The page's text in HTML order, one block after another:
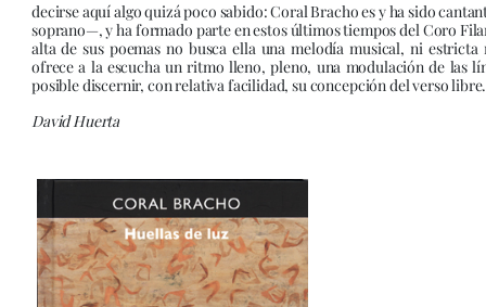
decirse aquí algo quizá poco sabido: Coral Bracho es y ha sido
soprano—, y ha formado parte en estos últimos tiempos del Coro
alta de sus poemas no busca ella una melodía musical, ni
ofrece a la escucha un ritmo lleno, pleno, una modulación de las
posible discernir, con relativa facilidad, su concepción del verso
David Huerta